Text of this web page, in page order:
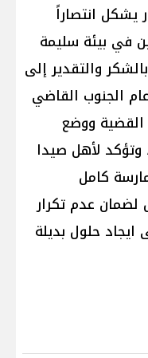
يشكل انتصاراً
في بيئة سليمة
والتقدير إلى
الجنوب القاضي
ووضع
وتؤكد لأهل صيدا
كامل
لضمان عدم تكرار
حلول بديلة